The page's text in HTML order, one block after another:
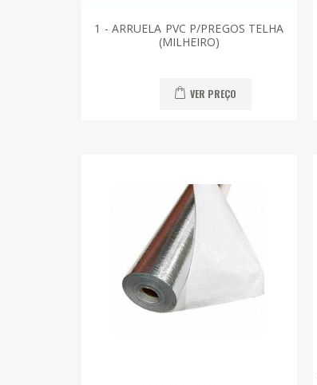
1 - ARRUELA PVC P/PREGOS TELHA
(MILHEIRO)
VER PREÇO